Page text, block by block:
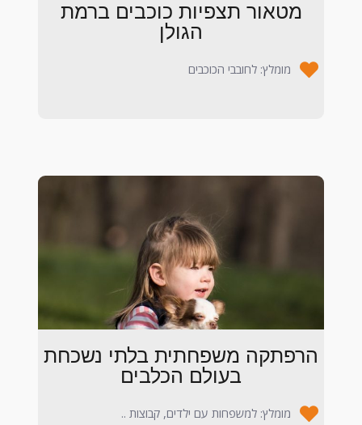
מטאור תצפיות כוכבים ברמת
הגולן
מומלץ: לחובבי הכוכבים
הרפתקה משפחתית בלתי נשכחת
בעולם הכלבים
מומלץ: למשפחות עם ילדים, קבוצות ..